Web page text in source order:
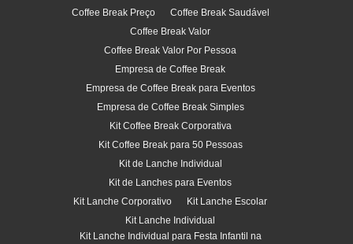
Coffee Break Preço
Coffee Break Saudável
Coffee Break Valor
Coffee Break Valor Por Pessoa
Empresa de Coffee Break
Empresa de Coffee Break para Eventos
Empresa de Coffee Break Simples
Kit Coffee Break Corporativa
Kit Coffee Break para 50 Pessoas
Kit de Lanche Individual
Kit de Lanches para Eventos
Kit Lanche Corporativo
Kit Lanche Escolar
Kit Lanche Individual
Kit Lanche Individual para Festa Infantil na